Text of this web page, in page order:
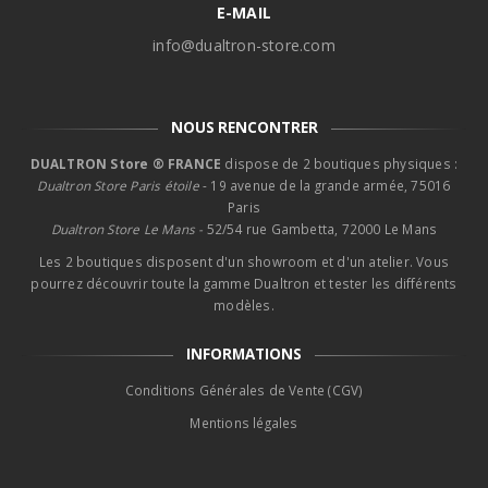
E-MAIL
info@dualtron-store.com
NOUS RENCONTRER
DUALTRON Store ® FRANCE dispose de 2 boutiques physiques :
Dualtron Store Paris étoile- 19 avenue de la grande armée, 75016
Paris
Dualtron Store Le Mans - 52/54 rue Gambetta, 72000 Le Mans
Les 2 boutiques disposent d'un showroom et d'un atelier. Vous
pourrez découvrir toute la gamme Dualtron et tester les différents
modèles.
INFORMATIONS
Conditions Générales de Vente (CGV)
Mentions légales